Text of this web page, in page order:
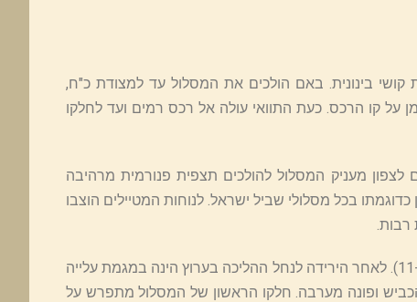
קושי בינונית. באם הולכים את המסלול עד למצודת כ"ח,
בשנת 2014 התוואי שונה ואינו מסומן על קו הרכס. כעת התוואי עולה אל רכס רמים ועד לחלקו
מעניק המסלול להולכים תצפית פנורמית מרהיבה
בכל מסלולי שביל ישראל. לנוחות המטיילים הוצבו
רבות.
ממגרש החנייה בתל חי יורדים לערוץ הנחל שטופל וחושף לאחרונה (11-2016). לאחר הירידה לנחל ההליכה בערוץ הינה במגמת עלייה
ופונה מערבה. חלקו הראשון של המסלול מתפרש על